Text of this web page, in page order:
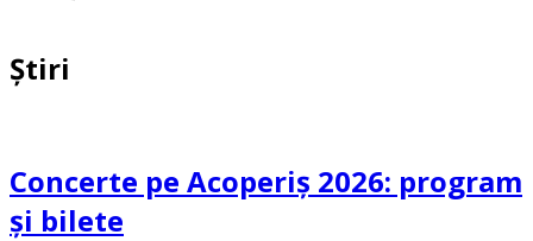
Știri
Concerte pe Acoperiș 2026: program
și bilete